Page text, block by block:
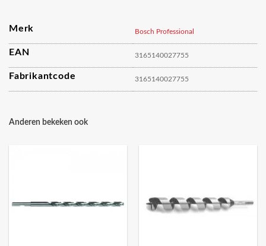
Merk Bosch Professional
EAN 3165140027755
Fabrikantcode 3165140027755
Anderen bekeken ook